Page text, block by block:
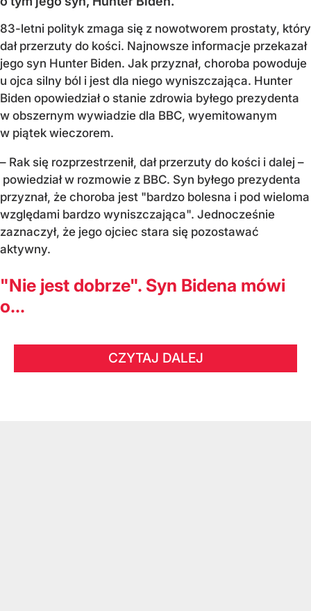
83-letni polityk zmaga się z nowotworem prostaty, który
dał przerzuty do kości. Najnowsze informacje przekazał
jego syn Hunter Biden. Jak przyznał, choroba powoduje
u ojca silny ból i jest dla niego wyniszczająca. Hunter
Biden opowiedział o stanie zdrowia byłego prezydenta
w obszernym wywiadzie dla BBC, wyemitowanym
w piątek wieczorem.
– Rak się rozprzestrzenił, dał przerzuty do kości i dalej –
powiedział w rozmowie z BBC. Syn byłego prezydenta
przyznał, że choroba jest "bardzo bolesna i pod wieloma
względami bardzo wyniszczająca". Jednocześnie
zaznaczył, że jego ojciec stara się pozostawać
aktywny.
"Nie jest dobrze". Syn Bidena mówi
o...
CZYTAJ DALEJ